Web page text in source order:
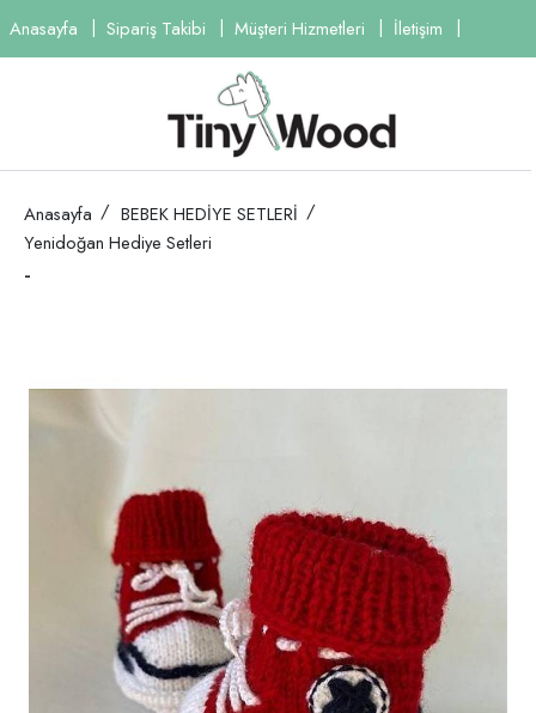
Anasayfa Sipariş Takibi Müşteri Hizmetleri İletişim
Anasayfa
BEBEK HEDİYE SETLERİ
Yenidoğan Hediye Setleri
-